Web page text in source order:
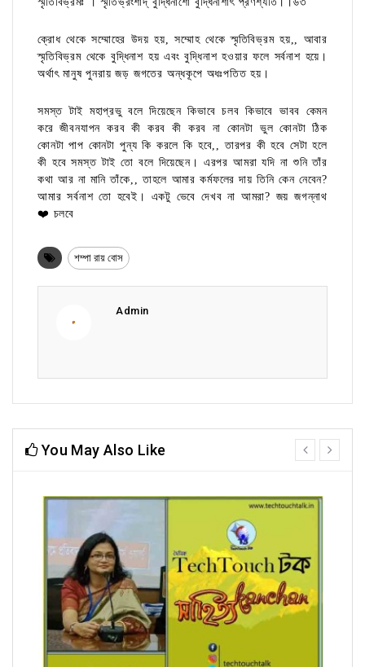
ক্রোধ থেকে সম্মোহের উদয় হয়, সম্মোহ থেকে স্মৃতিবিভ্রম হয়,, আবার
স্মৃতিবিভ্রম থেকে বুদ্ধিনাশ হয় এবং বুদ্ধিনাশ হওয়ার ফলে সর্বনাশ হয়ে।
অর্থাৎ মানুষ পুনরায় জড় জগতের অন্ধকূপে অধঃপতিত হয়।
সমস্ত টাই মহাপ্রভু বলে দিয়েছেন কিভাবে চলব কিভাবে ভাবব কেমন
করে জীবনযাপন করব কী করব কী করব না কোনটা ভুল কোনটা ঠিক
কোনটা পাপ কোনটা পুন্য কি করলে কি হবে,, তারপর কী হবে সেটা হলে
কী হবে সমস্ত টাই তো বলে দিয়েছেন। এরপর আমরা যদি না শুনি তাঁর
কথা আর না মানি তাঁকে,, তাহলে আমার কর্মফলের দায় তিনি কেন নেবেন?
আমার সর্বনাশ তো হবেই। একটু ভেবে দেখব না আমরা? জয় জগন্নাথ
❤️ চলবে
শম্পা রায় বোস
Admin
You May Also Like
prev